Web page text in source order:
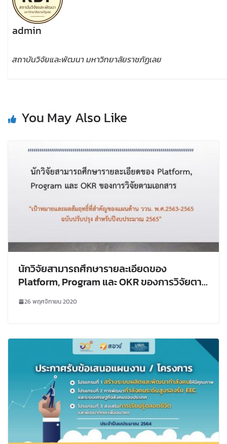
admin
สถาบันวิจัยและพัฒนา มหาวิทยาลัยราชภัฏเลย
You May Also Like
นักวิจัยสามารถศึกษารายละเอียดของ
Platform, Program และ OKR ของการวิจัยตาม
แผนด้าน ววน. พ.ศ.2563-2565 ฉบับปรับปรุง
26 พฤศจิกายน 2020